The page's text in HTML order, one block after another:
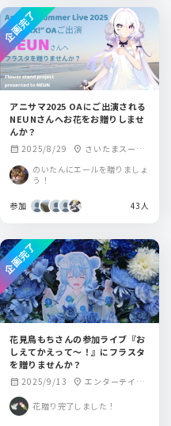
アニサマ2025 OAにご出演される
NEUNさんへお花をお贈りしませ
んか？
calendar_month 2025/8/29 location_on さいたまスーパ
ーアリーナ
のいたんにエールを贈りましょ
う！
参加 43人
企画完了
花見鳥もちさんの参加ライブ『お
しえてかえって～！』にフラスタ
を贈りませんか？
calendar_month 2025/9/13 location_on エンターテイメ
TION
花贈り完了しました！
企画完了